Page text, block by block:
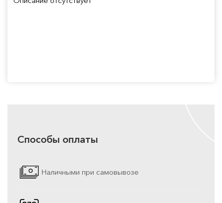
Способы оплаты
Наличными при самовывозе